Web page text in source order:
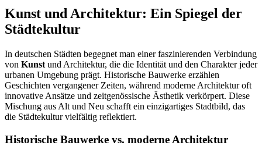
Kunst und Architektur: Ein Spiegel der
Städtekultur
In deutschen Städten begegnet man einer faszinierenden Verbindung
von Kunst und Architektur, die die Identität und den Charakter jeder
urbanen Umgebung prägt. Historische Bauwerke erzählen
Geschichten vergangener Zeiten, während moderne Architektur oft
innovative Ansätze und zeitgenössische Ästhetik verkörpert. Diese
Mischung aus Alt und Neu schafft ein einzigartiges Stadtbild, das
die Städtekultur vielfältig reflektiert.
Historische Bauwerke vs. moderne Architektur